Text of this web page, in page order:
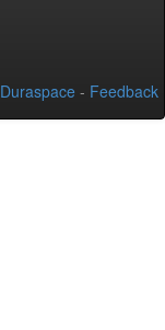
Duraspace - Feedback